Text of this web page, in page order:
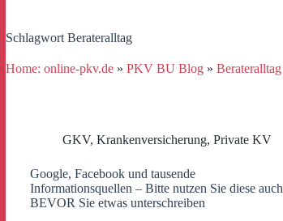
Schlagwort Berateralltag
Home: online-pkv.de » PKV BU Blog » Berateralltag
GKV, Krankenversicherung, Private KV
Google, Facebook und tausende
Informationsquellen – Bitte nutzen Sie diese auch
BEVOR Sie etwas unterschreiben